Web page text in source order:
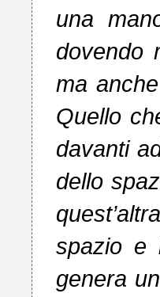
una
dovendo
ma
Quello
davanti
dello
spazio e
genera